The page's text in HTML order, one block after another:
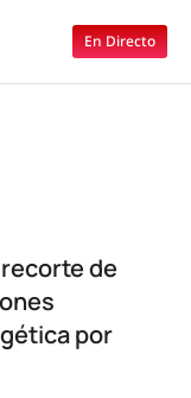
En Directo
de
por